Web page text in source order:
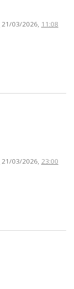
21/03/2026, 11:08
21/03/2026, 23:00